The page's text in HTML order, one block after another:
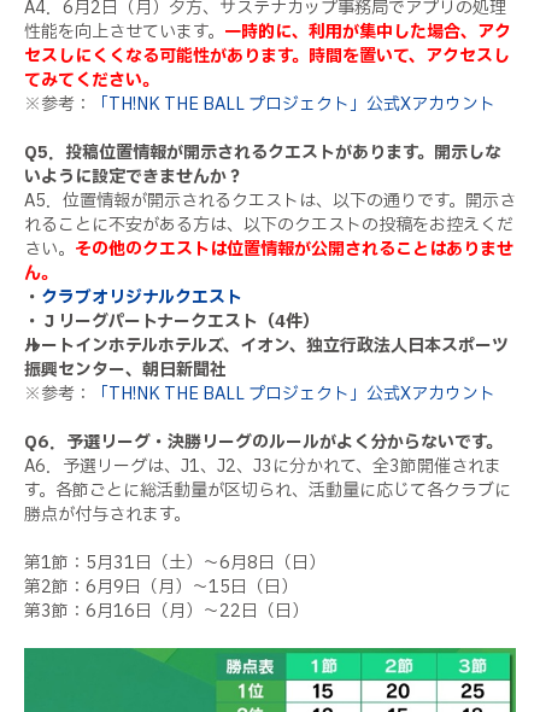
A4．6月2日（月）夕方、サステナカップ事務局でアプリの処理
性能を向上させています。 一時的に、利用が集中した場合、アク
セスしにくくなる可能性があります。時間を置いて、アクセスし
てみてください。
※参考：
「TH!NK THE BALL プロジェクト」公式Xアカウント
Q5．投稿位置情報が開示されるクエストがあります。開示しな
いように設定できませんか？
A5．位置情報が開示されるクエストは、以下の通りです。開示さ
れることに不安がある方は、以下のクエストの投稿をお控えくだ
さい。 その他のクエストは位置情報が公開されることはありませ
ん。
・ クラブオリジナルクエスト
・Ｊリーグパートナークエスト（4件）
→ルートインホテルホテルズ、イオン、独立行政法人日本スポーツ
振興センター、朝日新聞社
※参考：
「TH!NK THE BALL プロジェクト」公式Xアカウント
Q6．予選リーグ・決勝リーグのルールがよく分からないです。
A6．予選リーグは、J1、J2、J3に分かれて、全3節開催されま
す。各節ごとに総活動量が区切られ、活動量に応じて各クラブに
勝点が付与されます。
第1節：5月31日（土）～6月8日（日）
第2節：6月9日（月）～15日（日）
第3節：6月16日（月）～22日（日）